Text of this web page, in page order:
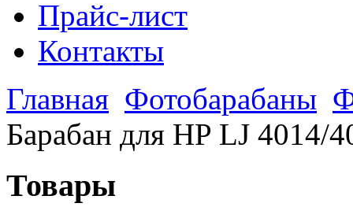
Прайс-лист
Контакты
Главная Фотобарабаны
Барабан для HP LJ 4014/
Товары